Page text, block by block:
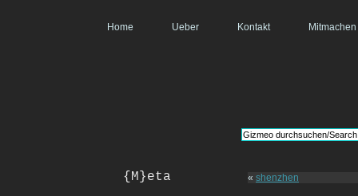
Home Ueber Kontakt Mitmachen
{M}eta « shenzhen